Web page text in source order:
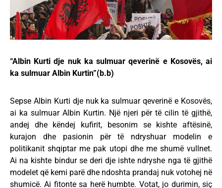
“Albin Kurti dje nuk ka sulmuar qeverinë e Kosovës, ai
ka sulmuar Albin Kurtin”(b.b)
Sepse Albin Kurti dje nuk ka sulmuar qeverinë e Kosovës,
ai ka sulmuar Albin Kurtin. Një njeri për të cilin të gjithë,
andej dhe këndej kufirit, besonim se kishte aftësinë,
kurajon dhe pasionin për të ndryshuar modelin e
politikanit shqiptar me pak utopi dhe me shumë vullnet.
Ai na kishte bindur se deri dje ishte ndryshe nga të gjithë
modelet që kemi parë dhe ndoshta prandaj nuk votohej në
shumicë. Ai fitonte sa herë humbte. Votat, jo durimin, siç